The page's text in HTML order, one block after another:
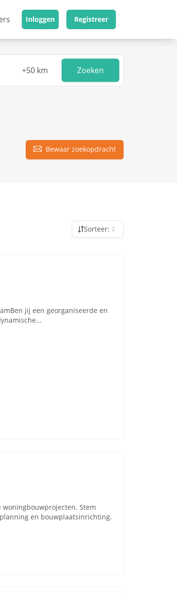
Inloggen Registreer
Zoeken
Bewaar zoekopdracht
Sorteer:
jij een georganiseerde en
Stem
en bouwplaatsinrichting.